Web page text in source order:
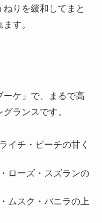
りを緩和してまと
す。
ケ」で、まるで高
ランスです。
イチ・ピーチの甘く
ローズ・スズランの
ムスク・バニラの上